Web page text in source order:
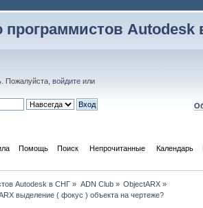
программистов Autodesk
. Пожалуйста, войдите или
Помощь Поиск Непрочитанные Календарь
Autodesk в СНГ » ADN Club» ObjectARX»
выделение ( фокус ) объекта на чертеже?